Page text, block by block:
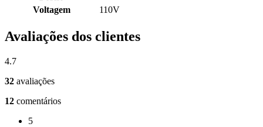
Voltagem
110V
Avaliações dos clientes
4.7
32 avaliações
12 comentários
5